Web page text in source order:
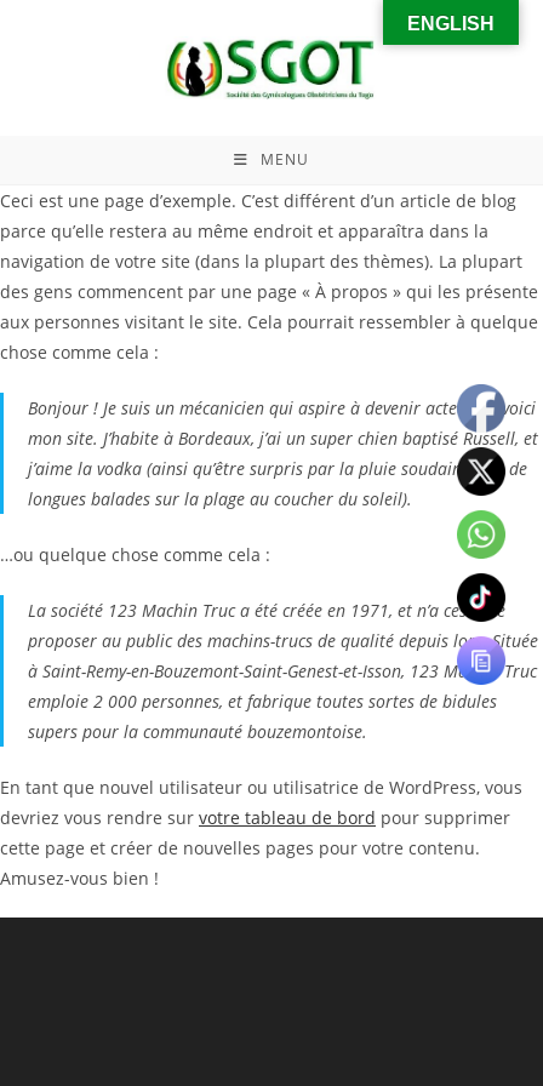
MENU
Ceci est une page d’exemple. C’est différent d’un article de blog
parce qu’elle restera au même endroit et apparaîtra dans la
navigation de votre site (dans la plupart des thèmes). La plupart
des gens commencent par une page « À propos » qui les présente
aux personnes visitant le site. Cela pourrait ressembler à quelque
chose comme cela :
Bonjour ! Je suis un mécanicien qui aspire à devenir acteur, et voici
mon site. J’habite à Bordeaux, j’ai un super chien baptisé Russell, et
j’aime la vodka (ainsi qu’être surpris par la pluie soudaine lors de
longues balades sur la plage au coucher du soleil).
…ou quelque chose comme cela :
La société 123 Machin Truc a été créée en 1971, et n’a cessé de
proposer au public des machins-trucs de qualité depuis lors. Située
à Saint-Remy-en-Bouzemont-Saint-Genest-et-Isson, 123 Machin Truc
emploie 2 000 personnes, et fabrique toutes sortes de bidules
supers pour la communauté bouzemontoise.
En tant que nouvel utilisateur ou utilisatrice de WordPress, vous
devriez vous rendre sur votre tableau de bord pour supprimer
cette page et créer de nouvelles pages pour votre contenu.
Amusez-vous bien !
ENGLISH